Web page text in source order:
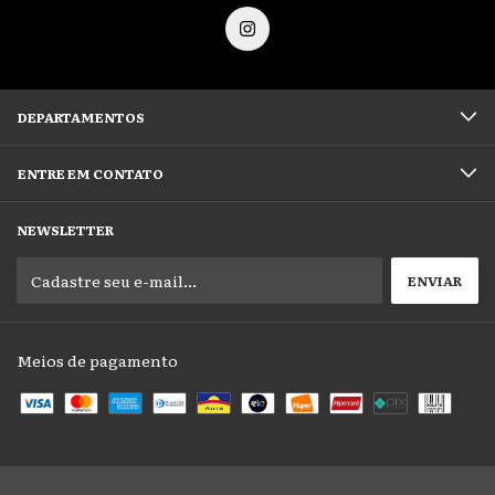
DEPARTAMENTOS
ENTRE EM CONTATO
NEWSLETTER
Meios de pagamento